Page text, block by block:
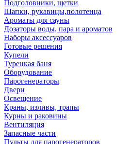
Подголовники, щетки
Шапки, рукавицы,полотенца
Ароматы для сауны
Дозаторы воды, пара и ароматов
Наборы аксессуаров
Готовые решения
Купели
Турецкая баня
Оборудование
Парогенераторы
Двери
Освещение
Краны, изливы, трапы
Курны и раковины
Вентиляция
Запасные части
Пульты для парогенераторов